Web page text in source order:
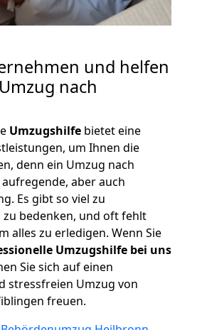
und helfen
nach
Umzugshilfe bietet eine
um Ihnen die
denn ein Umzug nach
aber auch
Es gibt so viel zu
zu bedenken, und oft fehlt
alles zu erledigen. Wenn Sie
Umzugshilfe bei uns
Sie sich auf einen
stressfreien Umzug von
freuen.